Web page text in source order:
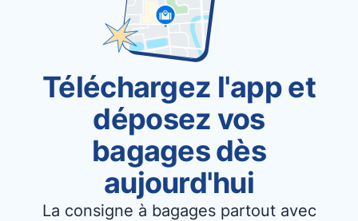
Téléchargez l'app et
déposez vos
bagages dès
aujourd'hui
La consigne à bagages partout avec